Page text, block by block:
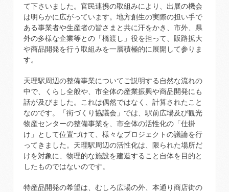
て下さいました。官民連携の取組みにより、出展の機会
は明らかに広がっています。地方創生の実際の担い手で
ある事業者や生産者の皆さまと共に汗をかき、市外、県
外の多様な企業等との「橋渡し」役を担って、販路拡大
や商品開発を行う取組みを一層積極的に展開して参りま
す。
天理駅周辺の整備事業についてご説明する自然な流れの
中で、くらし全般や、市全体の産業振興や商品開発にも
話が及びました。これは偶然ではなく、計算されたこと
なのです。「街づくり協議会」では、駅前広場及び観光
物産センターの整備事業を、市全体の活性化の「仕掛
け」として位置づけて、様々なプロジェクトの議論を行
ってきました。天理駅周辺の活性化は、限られた場所だ
けを対象に、物理的な施設を建造すること自体を目的と
したものではないのです。
特産品開発の希望は、むしろ広場の外、本通り商店街の